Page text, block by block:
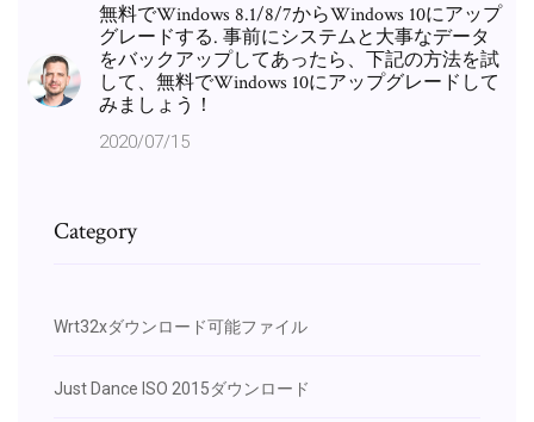
無料でWindows 8.1/8/7からWindows 10にアップ
グレードする. 事前にシステムと大事なデータ
をバックアップしてあったら、下記の方法を試
して、無料でWindows 10にアップグレードして
みましょう！
2020/07/15
Category
Wrt32xダウンロード可能ファイル
Just Dance ISO 2015ダウンロード